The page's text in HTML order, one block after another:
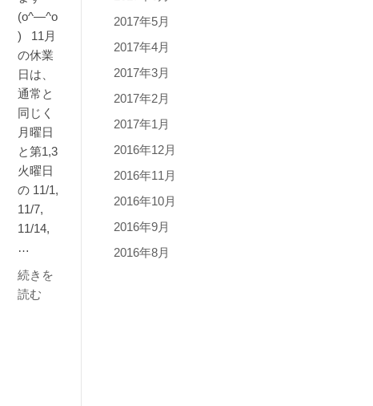
(o^―^o
) 11月
の休業
日は、
通常と
同じく
月曜日
と第1,3
火曜日
の 11/1,
11/7,
11/14,
…
続きを
読む
2017年5月
2017年4月
2017年3月
2017年2月
2017年1月
2016年12月
2016年11月
2016年10月
2016年9月
2016年8月